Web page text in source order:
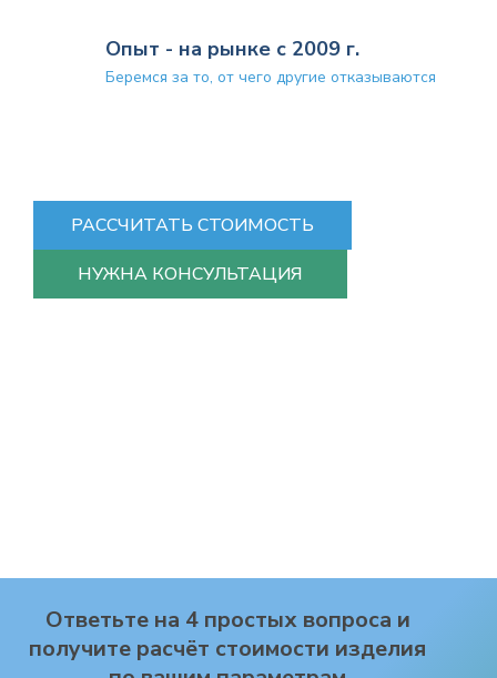
РАССЧИТАТЬ СТОИМОСТЬ
НУЖНА КОНСУЛЬТАЦИЯ
Опыт - на рынке с 2009 г.
Беремся за то, от чего другие отказываются
Ответьте на 4 простых вопроса и
получите расчёт стоимости изделия